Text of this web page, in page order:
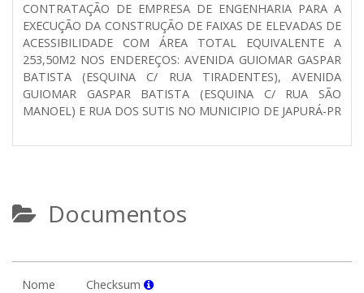
CONTRATAÇÃO DE EMPRESA DE ENGENHARIA PARA A
EXECUÇÃO DA CONSTRUÇÃO DE FAIXAS DE ELEVADAS DE
ACESSIBILIDADE COM ÁREA TOTAL EQUIVALENTE A
253,50M2 NOS ENDEREÇOS: AVENIDA GUIOMAR GASPAR
BATISTA (ESQUINA C/ RUA TIRADENTES), AVENIDA
GUIOMAR GASPAR BATISTA (ESQUINA C/ RUA SÃO
MANOEL) E RUA DOS SUTIS NO MUNICIPIO DE JAPURÁ-PR
Documentos
Nome Checksum